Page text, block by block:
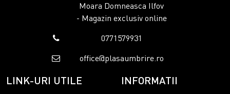
Moara Domneasca Ilfov
- Magazin exclusiv online
0771579931
office@plasaumbrire.ro
LINK-URI UTILE INFORMATII